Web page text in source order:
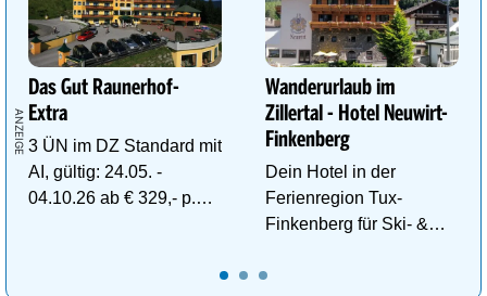
Das Gut Raunerhof-
Extra
3 ÜN im DZ Standard mit
AI, gültig: 24.05. -
04.10.26 ab € 329,- p.P.
Wanderurlaub im
Zillertal - Hotel Neuwirt-
Finkenberg
Dein Hotel in der
Ferienregion Tux-
Finkenberg für Ski- &
bis zu 3250m.